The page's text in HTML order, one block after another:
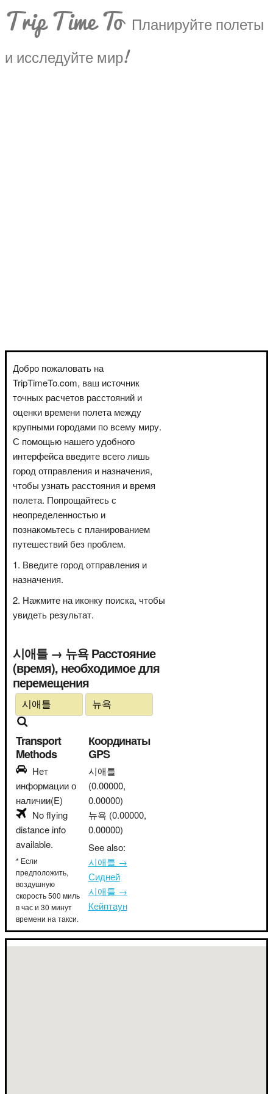
Trip Time To Планируйте полеты
и исследуйте мир!
Добро пожаловать на
TripTimeTo.com, ваш источник
точных расчетов расстояний и
оценки времени полета между
крупными городами по всему миру.
С помощью нашего удобного
интерфейса введите всего лишь
город отправления и назначения,
чтобы узнать расстояния и время
полета. Попрощайтесь с
неопределенностью и
познакомьтесь с планированием
путешествий без проблем.
Введите город отправления и
назначения.
Нажмите на иконку поиска, чтобы
увидеть результат.
시애틀 → 뉴욕 Расстояние
(время), необходимое для
перемещения
Transport
Methods
Нет
информации о
наличии(E)
No flying
distance info
available.
* Если
предположить,
воздушную
скорость 500 миль
в час и 30 минут
времени на такси.
Координаты
GPS
시애틀
(0.00000,
0.00000)
뉴욕 (0.00000,
0.00000)
See also:
시애틀 →
Сидней
시애틀 →
Кейптаун